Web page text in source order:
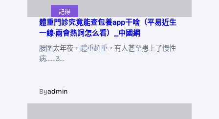
記得
體重門診究竟能查包養app干啥（平易近生
一線·兩會熱詞怎么看）_中國網
腰圍太年夜，體重超重，有人甚至患上了慢性
病……3…
Byadmin